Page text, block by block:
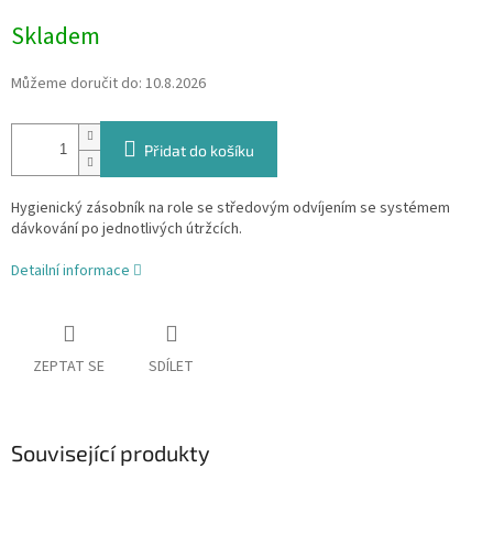
cena:
Skladem
Můžeme doručit do: 10.8.2026
Přidat do košíku
Hygienický zásobník na role se středovým odvíjením se systémem
dávkování po jednotlivých útržcích.
Detailní informace
ZEPTAT SE SDÍLET
Související produkty